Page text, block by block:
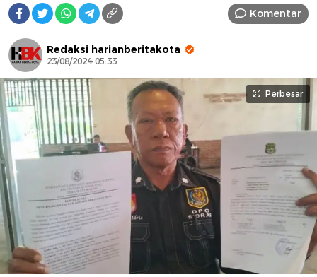
AFN BEAUTY LUXURY Komentar
Redaksi harianberitakota
23/08/2024 05:33
Perbesar